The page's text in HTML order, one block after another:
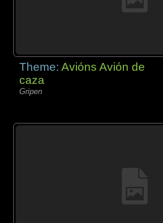
Theme:Avións Avión de
caza
Gripen